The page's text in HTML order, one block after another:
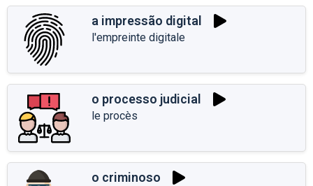
a impressão digital
l'empreinte digitale
o processo judicial
le procès
o criminoso